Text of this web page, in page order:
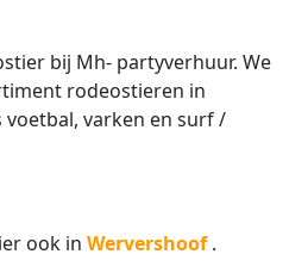
bij Mh- partyverhuur. We
rodeostieren in
voetbal, varken en surf /
ook in Wervershoof.